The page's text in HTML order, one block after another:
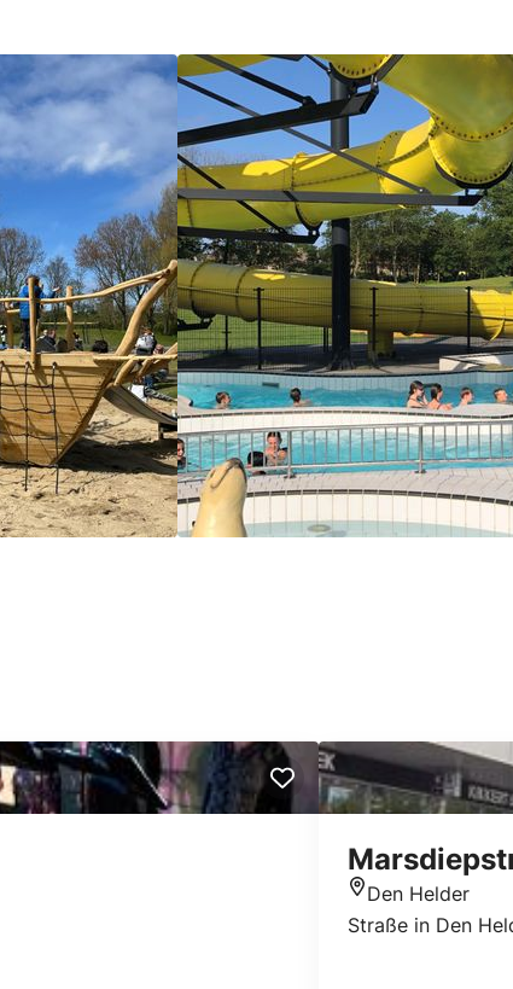
Standort
Den Helder
Straße in Den